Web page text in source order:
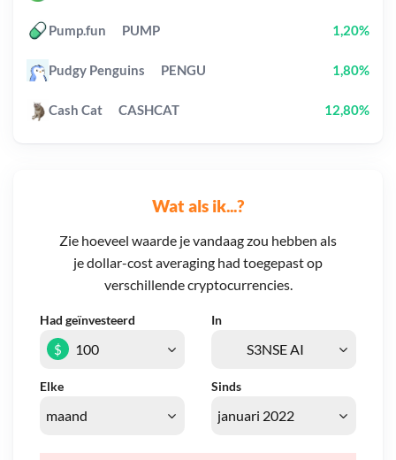
Wat als ik...?
Zie hoeveel waarde je vandaag zou hebben als
je dollar-cost averaging had toegepast op
verschillende cryptocurrencies.
Had geïnvesteerd In
Elke Sinds
$
Pump.fun PUMP 1,20%
Pudgy Penguins PENGU 1,80%
Cash Cat CASHCAT 12,80%